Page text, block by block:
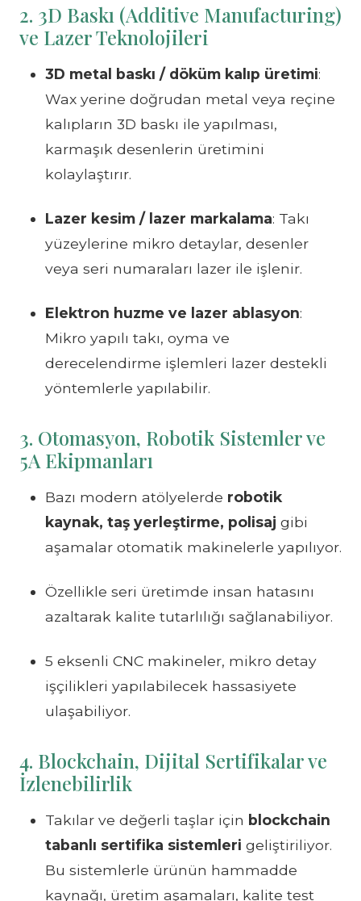
2. 3D Baskı (Additive Manufacturing)
ve Lazer Teknolojileri
3D metal baskı / döküm kalıp üretimi:
Wax yerine doğrudan metal veya reçine
kalıpların 3D baskı ile yapılması,
karmaşık desenlerin üretimini
kolaylaştırır.
Lazer kesim / lazer markalama: Takı
yüzeylerine mikro detaylar, desenler
veya seri numaraları lazer ile işlenir.
Elektron huzme ve lazer ablasyon:
Mikro yapılı takı, oyma ve
derecelendirme işlemleri lazer destekli
yöntemlerle yapılabilir.
3. Otomasyon, Robotik Sistemler ve
5A Ekipmanları
Bazı modern atölyelerde robotik
kaynak, taş yerleştirme, polisaj gibi
aşamalar otomatik makinelerle yapılıyor.
Özellikle seri üretimde insan hatasını
azaltarak kalite tutarlılığı sağlanabiliyor.
5 eksenli CNC makineler, mikro detay
işçilikleri yapılabilecek hassasiyete
ulaşabiliyor.
4. Blockchain, Dijital Sertifikalar ve
İzlenebilirlik
Takılar ve değerli taşlar için blockchain
tabanlı sertifika sistemleri geliştiriliyor.
Bu sistemlerle ürünün hammadde
kaynağı, üretim aşamaları, kalite test